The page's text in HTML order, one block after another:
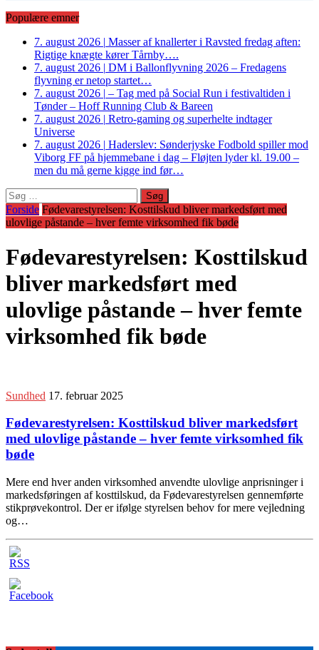
Populære emner
7. august 2026 | Masser af knallerter i Ravsted fredag aften:
Rigtige knægte kører Tårnby….
7. august 2026 | DM i Ballonflyvning 2026 – Fredagens
flyvning er netop startet…
7. august 2026 | – Tag med på Social Run i festivaltiden i
Tønder – Hoff Running Club & Bareen
7. august 2026 | Retro-gaming og superhelte indtager
Universe
7. august 2026 | Haderslev: Sønderjyske Fodbold spiller mod
Viborg FF på hjemmebane i dag – Fløjten lyder kl. 19.00 –
men du må gerne kigge ind før…
Søg
efter:
Forside Fødevarestyrelsen: Kosttilskud bliver markedsført med
ulovlige påstande – hver femte virksomhed fik bøde
Fødevarestyrelsen: Kosttilskud
bliver markedsført med
ulovlige påstande – hver femte
virksomhed fik bøde
Sundhed 17. februar 2025
Fødevarestyrelsen: Kosttilskud bliver markedsført
med ulovlige påstande – hver femte virksomhed fik
bøde
Mere end hver anden virksomhed anvendte ulovlige anprisninger i
markedsføringen af kosttilskud, da Fødevarestyrelsen gennemførte
stikprøvekontrol. Der er ifølge styrelsen behov for mere vejledning
og…